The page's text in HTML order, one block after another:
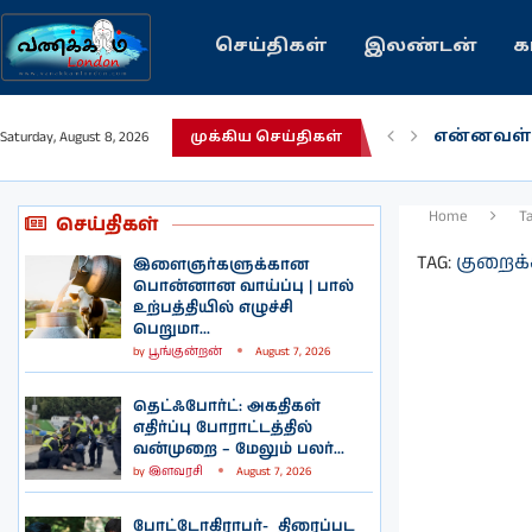
செய்திகள் இலண்டன்
Saturday, August 8, 2026 முக்கிய செய்திகள்
பழைய
செய்திகள்
இளைஞர்களுக்கான
பொன்னான வாய்ப்பு | பால்
உற்பத்தியில் எழுச்சி
பெறுமா...
by பூங்குன்றன் August 7, 2026
தெட்ஃபோர்ட்: அகதிகள்
எதிர்ப்பு போராட்டத்தில்
வன்முறை – மேலும் பலர்...
by இளவரசி August 7, 2026
போட்டோகிராபர்- ‌ திரைப்பட
Home
TAG: